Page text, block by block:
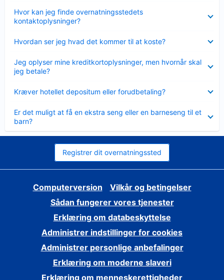
Hvor kan jeg finde overnatningsstedets
kontaktoplysninger?
Hvordan ser jeg hvad det kommer til at koste?
Jeg oplyser mine kreditkortoplysninger, men hvornår skal
jeg betale?
Kræver hotellet depositum eller forudbetaling?
Er det muligt at få en ekstra seng eller en barneseng til et
barn?
Registrer dit overnatningssted
Computerversion
Vilkår og betingelser
Sådan fungerer vores tjenester
Erklæring om databeskyttelse
Administrer indstillinger for cookies
Administrer personlige anbefalinger
Erklæring om moderne slaveri
Erklæring om menneskerettigheder